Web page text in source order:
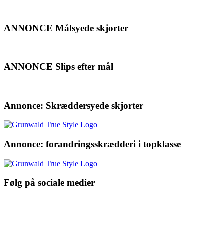
ANNONCE Målsyede skjorter
ANNONCE Slips efter mål
Annonce: Skræddersyede skjorter
Annonce: forandringsskrædderi i topklasse
Følg på sociale medier